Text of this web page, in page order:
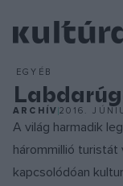
EGYÉB
ARCHÍV2016.
A világ harmadik
hárommillió turistát
kapcsolódóan